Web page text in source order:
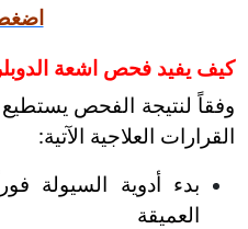
كيف يفيد فحص اشعة
وفقاً لنتيجة الفحص يستطيع
القرارات العلاجية الآتية:
بدء أدوية السيولة
العميقة